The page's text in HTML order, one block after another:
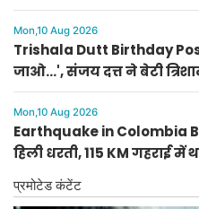
आराम
Mon,10 Aug 2026
Trishala Dutt Birthday
जाओ...', संजय दत्त ने बेटी
Mon,10 Aug 2026
Earthquake in Colombia
हिली धरती, 115 KM गहराई में